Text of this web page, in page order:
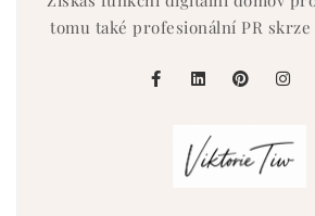
tomu také profesionální PR